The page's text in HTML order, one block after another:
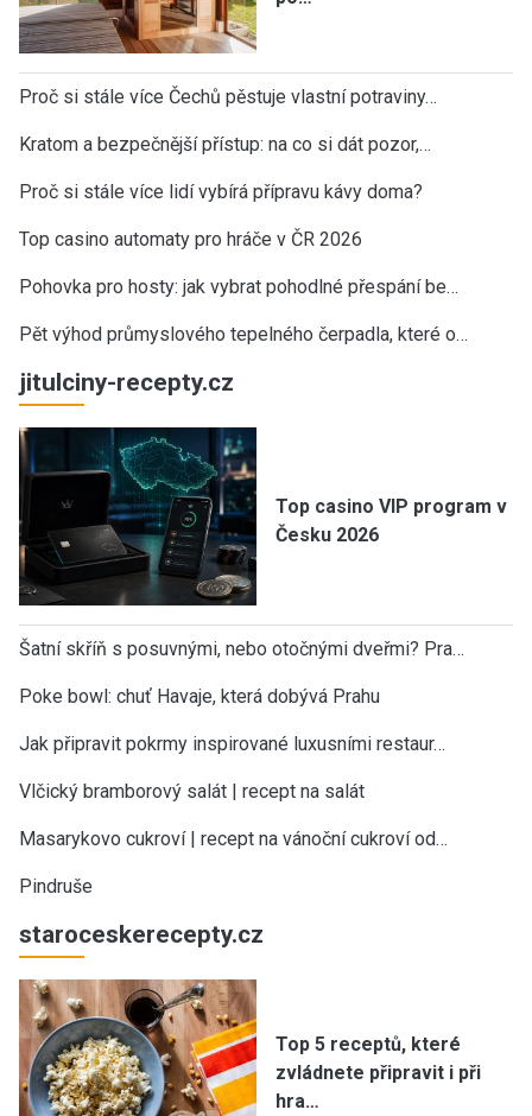
Proč si stále více Čechů pěstuje vlastní potraviny…
Kratom a bezpečnější přístup: na co si dát pozor,…
Proč si stále více lidí vybírá přípravu kávy doma?
Top casino automaty pro hráče v ČR 2026
Pohovka pro hosty: jak vybrat pohodlné přespání be…
Pět výhod průmyslového tepelného čerpadla, které o…
jitulciny-recepty.cz
Top casino VIP program v
Česku 2026
Šatní skříň s posuvnými, nebo otočnými dveřmi? Pra…
Poke bowl: chuť Havaje, která dobývá Prahu
Jak připravit pokrmy inspirované luxusními restaur…
Vlčický bramborový salát | recept na salát
Masarykovo cukroví | recept na vánoční cukroví od…
Pindruše
staroceskerecepty.cz
Top 5 receptů, které
zvládnete připravit i při
hra…